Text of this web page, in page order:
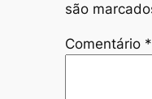
são
Comentário *